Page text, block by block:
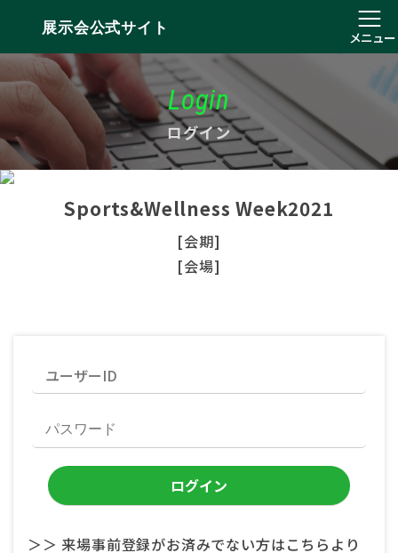
展示会公式サイト
メニュー
Login
ログイン
Sports&Wellness Week2021
[会期]
[会場]
＞＞ 来場事前登録がお済みでない方はこちらより